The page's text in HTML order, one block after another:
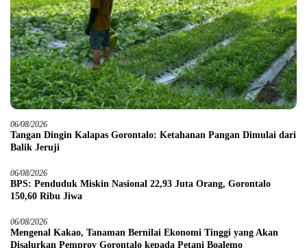
06/08/2026
Tangan Dingin Kalapas Gorontalo: Ketahanan Pangan Dimulai dari
Balik Jeruji
06/08/2026
BPS: Penduduk Miskin Nasional 22,93 Juta Orang, Gorontalo
150,60 Ribu Jiwa
06/08/2026
Mengenal Kakao, Tanaman Bernilai Ekonomi Tinggi yang Akan
Disalurkan Pemprov Gorontalo kepada Petani Boalemo